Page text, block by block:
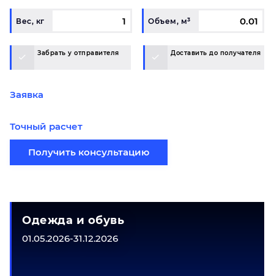
Вес, кг Объем, м³
Забрать у отправителя Доставить до получателя
Заявка
Точный расчет
Получить консультацию
Одежда и обувь
01.05.2026-31.12.2026